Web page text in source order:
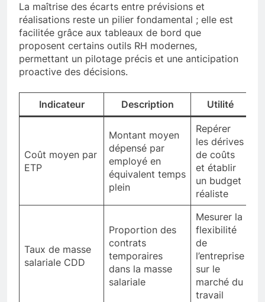
La maîtrise des écarts entre prévisions et
réalisations reste un pilier fondamental ; elle est
facilitée grâce aux tableaux de bord que
proposent certains outils RH modernes,
permettant un pilotage précis et une anticipation
proactive des décisions.
Indicateur Description Utilité
Coût moyen par
ETP
Montant moyen
dépensé par
employé en
équivalent temps
plein
Repérer
les dérives
de coûts
et établir
un budget
réaliste
Taux de masse
salariale CDD
Proportion des
contrats
temporaires
dans la masse
salariale
Mesurer la
flexibilité
de
l’entreprise
sur le
marché du
travail